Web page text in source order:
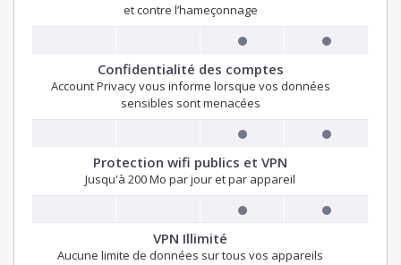
et contre l’hameçonnage
Confidentialité des comptes
Account Privacy vous informe lorsque vos données
sensibles sont menacées
Protection wifi publics et VPN
Jusqu'à 200 Mo par jour et par appareil
VPN Illimité
Aucune limite de données sur tous vos appareils